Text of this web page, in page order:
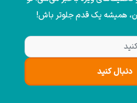
همیشه یک قدم جلوتر باش!
دنبال کنید